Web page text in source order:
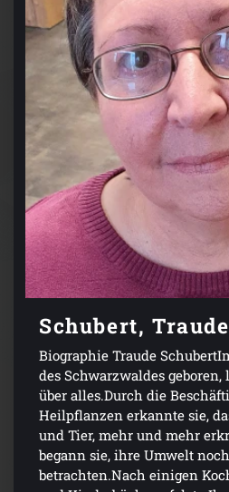
Schubert, Traude
Biographie Traude
des Schwarzwaldes
über alles.Durch die
Heilpflanzen erkannte sie,
und Tier, mehr und mehr
begann sie, ihre Umwelt
betrachten.Nach einigen